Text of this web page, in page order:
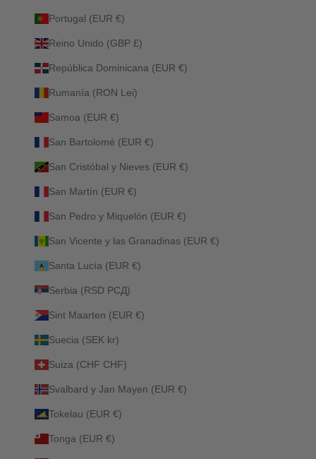
Portugal (EUR €)
Reino Unido (GBP £)
República Dominicana (EUR €)
Rumanía (RON Lei)
Samoa (EUR €)
San Bartolomé (EUR €)
San Cristóbal y Nieves (EUR €)
San Martín (EUR €)
San Pedro y Miquelón (EUR €)
San Vicente y las Granadinas (EUR €)
Santa Lucía (EUR €)
Serbia (RSD РСД)
Sint Maarten (EUR €)
Suecia (SEK kr)
Suiza (CHF CHF)
Svalbard y Jan Mayen (EUR €)
Tokelau (EUR €)
Tonga (EUR €)